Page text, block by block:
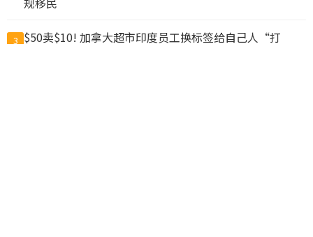
3 $50卖$10! 加拿大超市印度员工换标签给自己人“打